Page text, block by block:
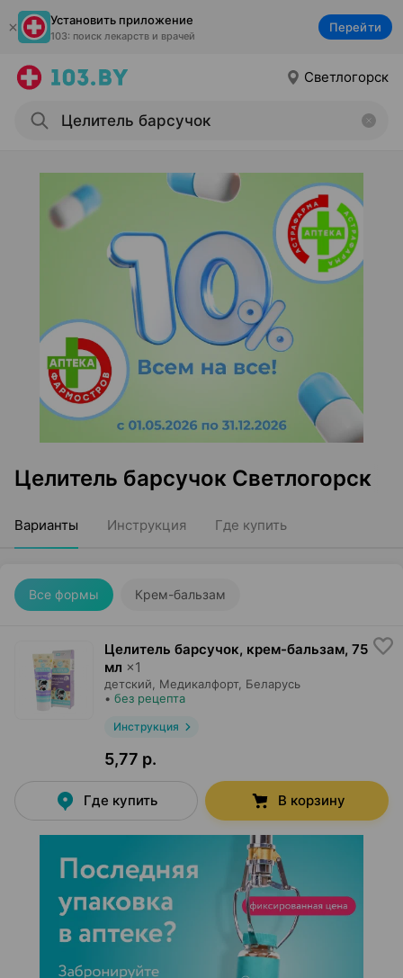
Установить приложение
103: поиск лекарств и врачей
Перейти
Светлогорск
Целитель барсучок Светлогорск
Варианты Инструкция Где купить
Все формы Крем-бальзам
Целитель барсучок, крем-бальзам, 75
мл ×1
детский, Медикалфорт, Беларусь
• без рецепта
Инструкция
5,77 р.
Где купить В корзину